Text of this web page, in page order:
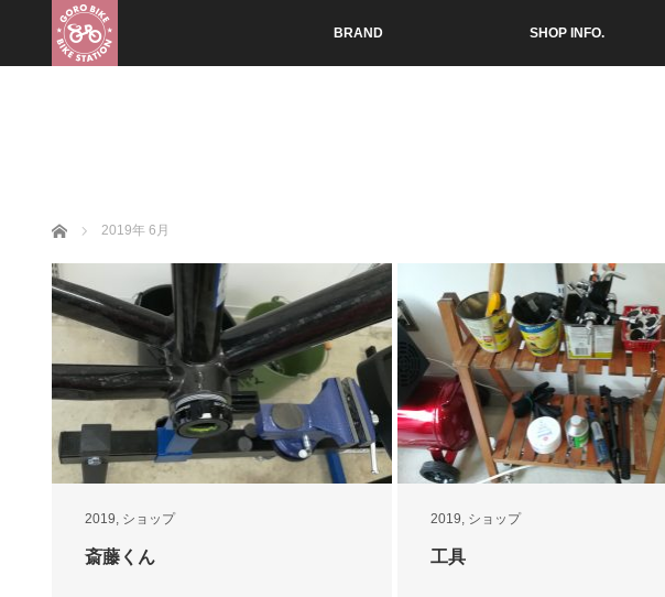
BRAND SHOP INFO.
ホーム 2019年 6月
2019, ショップ
斎藤くん
2019, ショップ
工具